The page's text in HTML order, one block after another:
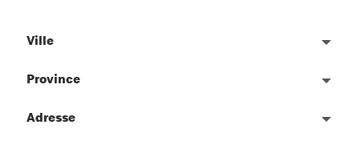
Ville
Province
Adresse